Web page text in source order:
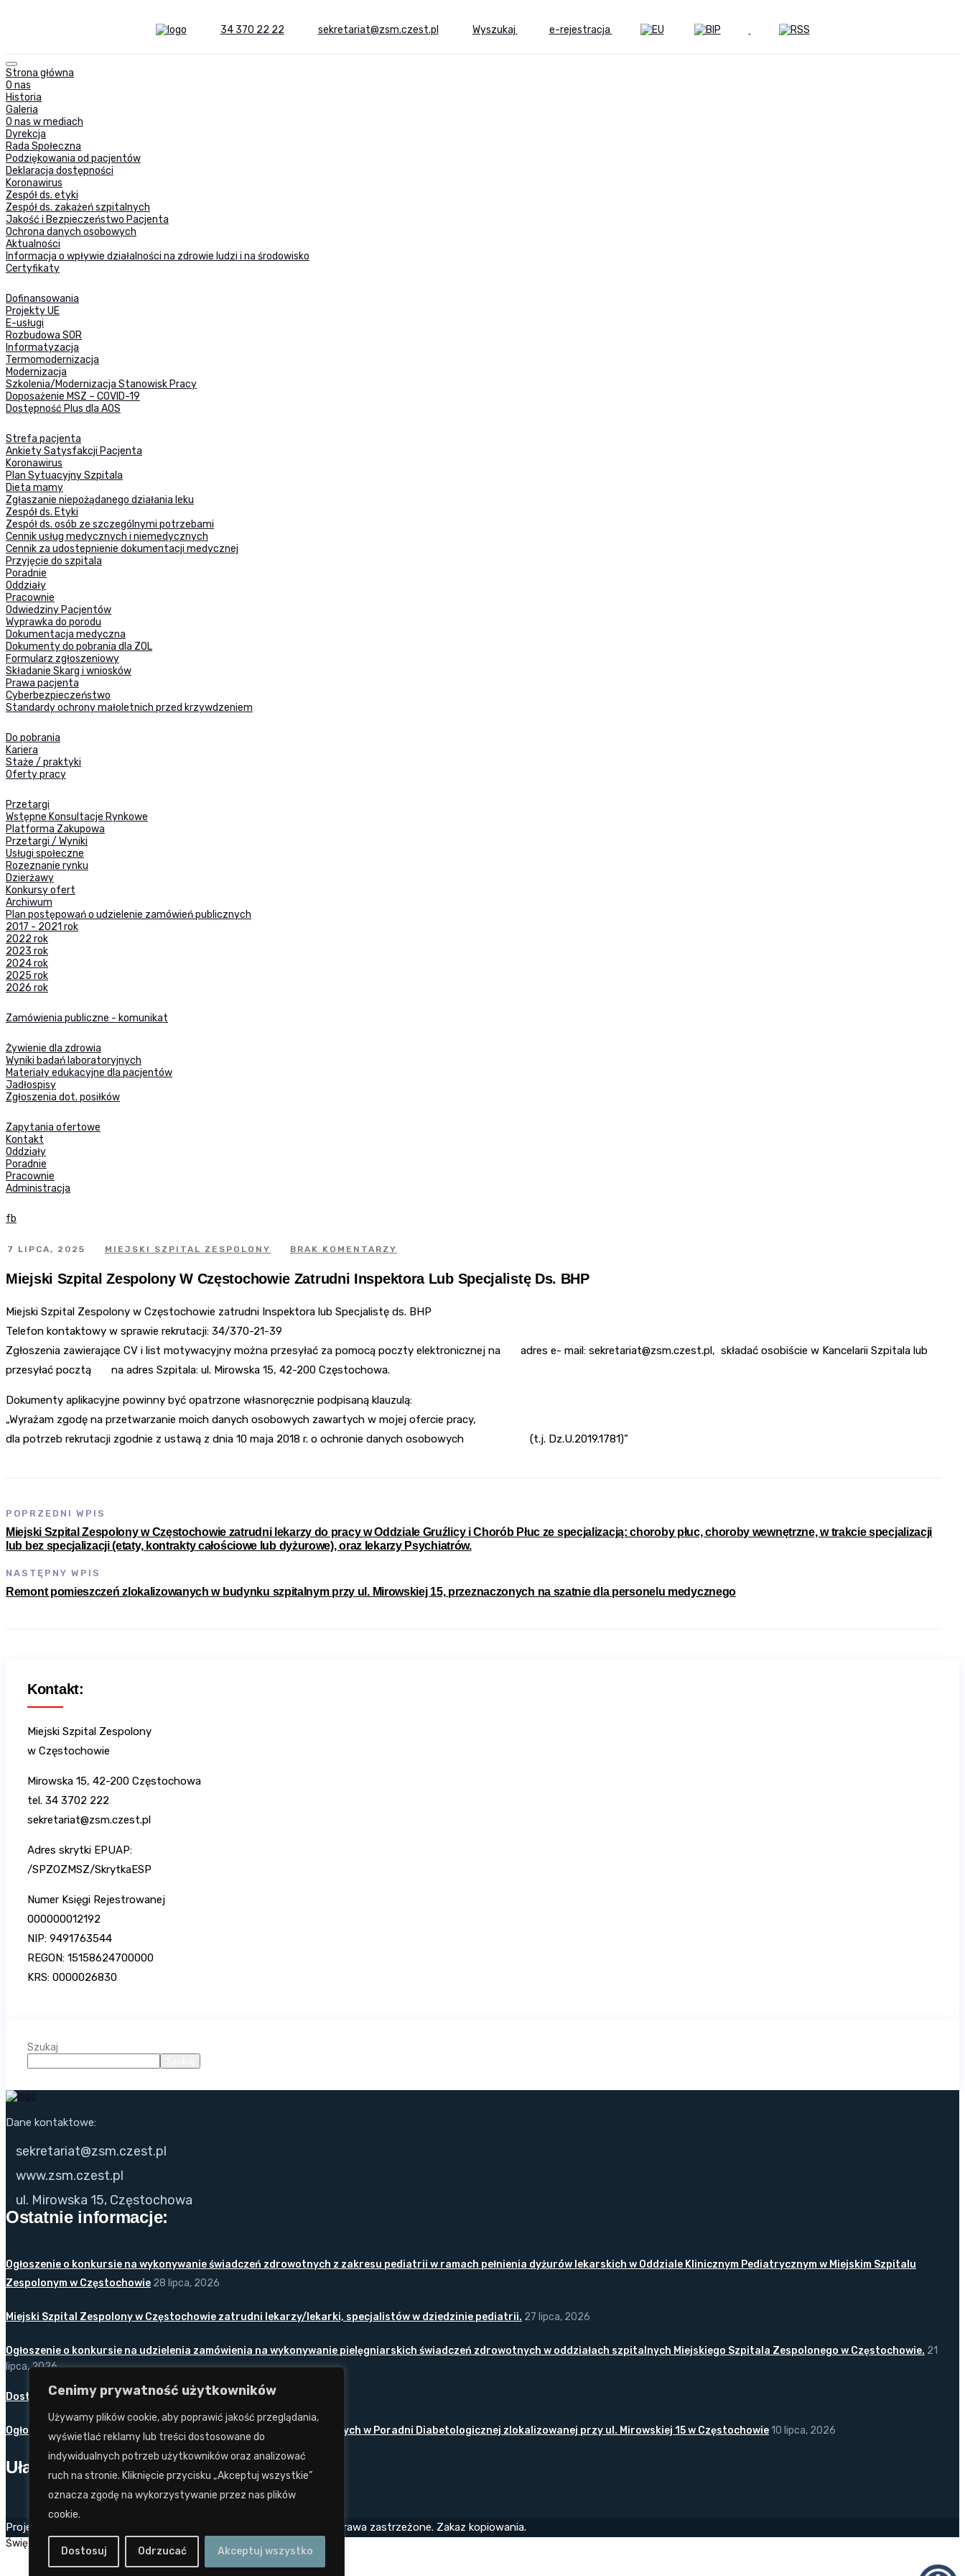
Cenimy prywatność użytkowników
Używamy plików cookie, aby poprawić jakość przeglądania,
wyświetlać reklamy lub treści dostosowane do
indywidualnych potrzeb użytkowników oraz analizować
ruch na stronie. Kliknięcie przycisku „Akceptuj wszystkie”
oznacza zgodę na wykorzystywanie przez nas plików
cookie.
Dostosuj Odrzucać Akceptuj wszystko
34 370 22 22 sekretariat@zsm.czest.pl Wyszukaj e-rejestracja
Strona główna
O nas
Historia
Galeria
O nas w mediach
Dyrekcja
Rada Społeczna
Podziękowania od pacjentów
Deklaracja dostępności
Koronawirus
Zespół ds. etyki
Zespół ds. zakażeń szpitalnych
Jakość i Bezpieczeństwo Pacjenta
Ochrona danych osobowych
Aktualności
Informacja o wpływie działalności na zdrowie ludzi i na środowisko
Certyfikaty
Dofinansowania
Projekty UE
E-usługi
Rozbudowa SOR
Informatyzacja
Termomodernizacja
Modernizacja
Szkolenia/Modernizacja Stanowisk Pracy
Doposażenie MSZ – COVID-19
Dostępność Plus dla AOS
Strefa pacjenta
Ankiety Satysfakcji Pacjenta
Koronawirus
Plan Sytuacyjny Szpitala
Dieta mamy
Zgłaszanie niepożądanego działania leku
Zespół ds. Etyki
Zespół ds. osób ze szczególnymi potrzebami
Cennik usług medycznych i niemedycznych
Cennik za udostepnienie dokumentacji medycznej
Przyjęcie do szpitala
Poradnie
Oddziały
Pracownie
Odwiedziny Pacjentów
Wyprawka do porodu
Dokumentacja medyczna
Dokumenty do pobrania dla ZOL
Formularz zgłoszeniowy
Składanie Skarg i wniosków
Prawa pacjenta
Cyberbezpieczeństwo
Standardy ochrony małoletnich przed krzywdzeniem
Do pobrania
Kariera
Staże / praktyki
Oferty pracy
Przetargi
Wstępne Konsultacje Rynkowe
Platforma Zakupowa
Przetargi / Wyniki
Usługi społeczne
Rozeznanie rynku
Dzierżawy
Konkursy ofert
Archiwum
Plan postępowań o udzielenie zamówień publicznych
2017 - 2021 rok
2022 rok
2023 rok
2024 rok
2025 rok
2026 rok
Zamówienia publiczne - komunikat
Żywienie dla zdrowia
Wyniki badań laboratoryjnych
Materiały edukacyjne dla pacjentów
Jadłospisy
Zgłoszenia dot. posiłków
Zapytania ofertowe
Kontakt
Oddziały
Poradnie
Pracownie
Administracja
fb
7 LIPCA, 2025 MIEJSKI SZPITAL ZESPOLONY BRAK KOMENTARZY
Miejski Szpital Zespolony W Częstochowie Zatrudni Inspektora Lub Specjalistę Ds. BHP
Miejski Szpital Zespolony w Częstochowie zatrudni Inspektora lub Specjalistę ds. BHP
Telefon kontaktowy w sprawie rekrutacji: 34/370-21-39
Zgłoszenia zawierające CV i list motywacyjny można przesyłać za pomocą poczty elektronicznej na adres e- mail: sekretariat@zsm.czest.pl, składać osobiście w Kancelarii Szpitala lub
przesyłać pocztą na adres Szpitala: ul. Mirowska 15, 42-200 Częstochowa.
Dokumenty aplikacyjne powinny być opatrzone własnoręcznie podpisaną klauzulą:
„Wyrażam zgodę na przetwarzanie moich danych osobowych zawartych w mojej ofercie pracy,
dla potrzeb rekrutacji zgodnie z ustawą z dnia 10 maja 2018 r. o ochronie danych osobowych (t.j. Dz.U.2019.1781)”
POPRZEDNI WPIS
Miejski Szpital Zespolony w Częstochowie zatrudni lekarzy do pracy w Oddziale Gruźlicy i Chorób Płuc ze specjalizacją: choroby płuc, choroby wewnętrzne, w trakcie specjalizacji
lub bez specjalizacji (etaty, kontrakty całościowe lub dyżurowe), oraz lekarzy Psychiatrów.
NASTĘPNY WPIS
Remont pomieszczeń zlokalizowanych w budynku szpitalnym przy ul. Mirowskiej 15, przeznaczonych na szatnie dla personelu medycznego
Kontakt:
Miejski Szpital Zespolony
w Częstochowie
Mirowska 15, 42-200 Częstochowa
tel. 34 3702 222
sekretariat@zsm.czest.pl
Adres skrytki EPUAP:
/SPZOZMSZ/SkrytkaESP
Numer Księgi Rejestrowanej
000000012192
NIP: 9491763544
REGON: 15158624700000
KRS: 0000026830
Szukaj
Dane kontaktowe:
sekretariat@zsm.czest.pl
www.zsm.czest.pl
ul. Mirowska 15, Częstochowa
Ostatnie informacje:
Ogłoszenie o konkursie na wykonywanie świadczeń zdrowotnych z zakresu pediatrii w ramach pełnienia dyżurów lekarskich w Oddziale Klinicznym Pediatrycznym w Miejskim Szpitalu
Zespolonym w Częstochowie 28 lipca, 2026
Miejski Szpital Zespolony w Częstochowie zatrudni lekarzy/lekarki, specjalistów w dziedzinie pediatrii. 27 lipca, 2026
Ogłoszenie o konkursie na udzielenia zamówienia na wykonywanie pielęgniarskich świadczeń zdrowotnych w oddziałach szpitalnych Miejskiego Szpitala Zespolonego w Częstochowie. 21
lipca, 2026
Dostawa sprzętu medycznego jednorazowego użytku
Ogłoszenie o konkursie ofert na wykonywanie świadczeń zdrowotnych w Poradni Diabetologicznej zlokalizowanej przy ul. Mirowskiej 15 w Częstochowie10 lipca, 2026
Ułatwienia dostępu:
Projekt i wykonanie: Twórcy Stron 2024 Wszystkie prawa zastrzeżone. Zakaz kopiowania.
Święta